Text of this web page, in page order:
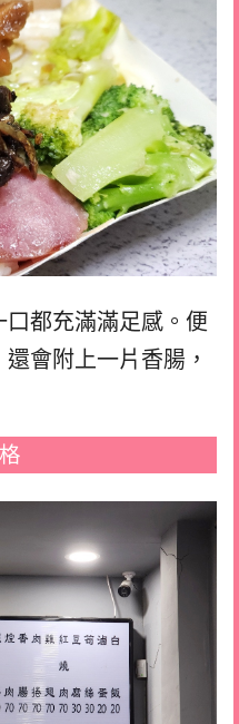
都充滿滿足感。便
會附上一片香腸，